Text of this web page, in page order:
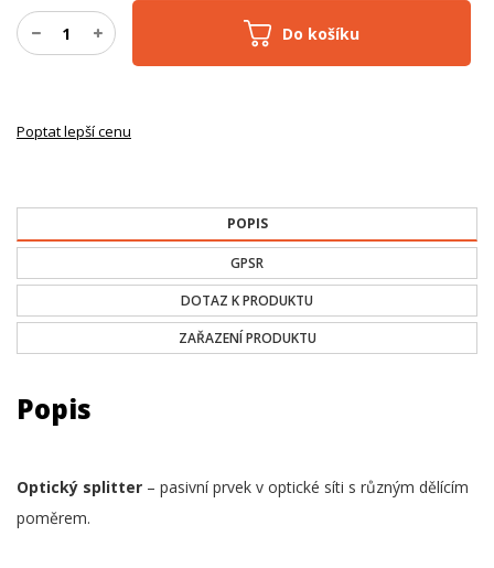
Do košíku
Poptat lepší cenu
POPIS
GPSR
DOTAZ K PRODUKTU
ZAŘAZENÍ PRODUKTU
Popis
Optický splitter – pasivní prvek v optické síti s různým dělícím
poměrem.